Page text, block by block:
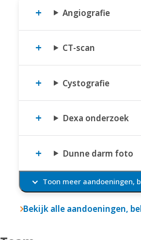
Angiografie
CT-scan
Cystografie
Dexa onderzoek
Dunne darm foto
Toon meer aandoeningen,
Bekijk alle aandoeningen,